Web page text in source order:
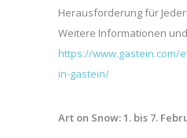
Herausforderung für
Weitere Informationen
https://www.gastein.com/
in-gastein/
Art on Snow: 1. bis 7.